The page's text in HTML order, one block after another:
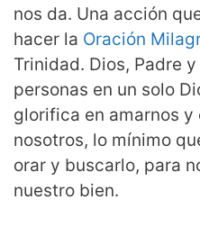
nos da. Una acción
hacer la Oración
Trinidad. Dios, Padre
personas en un solo
glorifica en amarnos y
nosotros, lo mínimo
orar y buscarlo, para
nuestro bien.